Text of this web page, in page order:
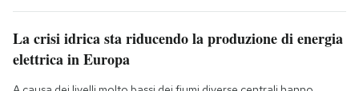
La crisi idrica sta riducendo la produzione di energia
elettrica in Europa